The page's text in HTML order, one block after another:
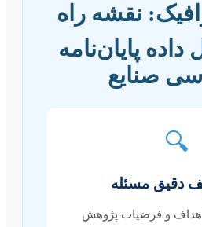
نقشه راه
داده پایان‌نامه
صنایع
🔍
و فرضیات پژوهش